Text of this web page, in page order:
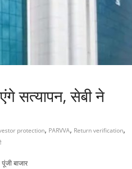
सत्यापन, सेबी ने
protection, PARVVA, Return verification,
बाजार